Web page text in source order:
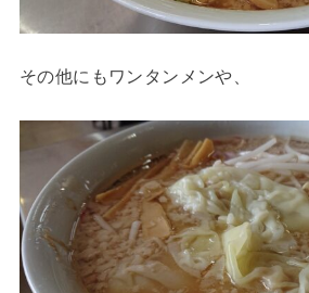
その他にもワンタンメンや、